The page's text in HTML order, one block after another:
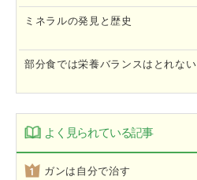
ミネラルの発見と歴史
部分食では栄養バランスはとれない
よく見られている記事
ガンは自分で治す